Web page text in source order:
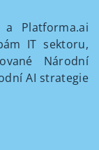
Platforma.ai
IT sektoru,
Národní
AI strategie